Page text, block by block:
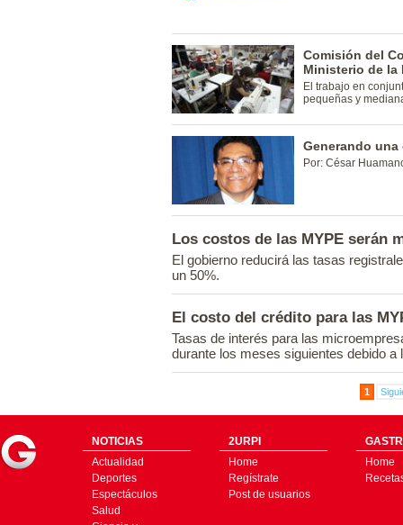
Comisión del
Ministerio de la
El trabajo en
pequeñas y
Generando
Por: César
Los costos de las MYPE serán
El gobierno reducirá las tasas
un 50%.
El costo del crédito para las
Tasas de interés para las
durante los meses siguientes debido a
1
NOTICIAS
Actualidad
Deportes
Espectáculos
Salud
2URPI
Home
Regístrate
Post de usuarios
Home